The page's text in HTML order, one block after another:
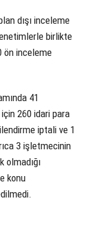
dışı inceleme
birlikte
ön inceleme
41
260 idari para
iptali ve 1
3 işletmecinin
olmadığı
konu